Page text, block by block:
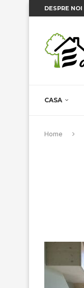
DESPRE NOI
CASA
Home